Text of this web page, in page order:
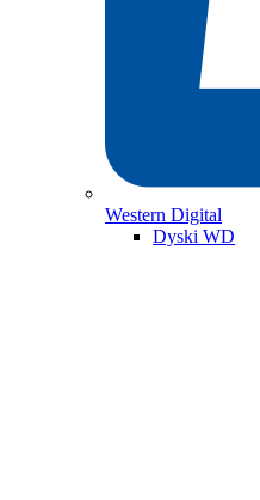
Western Digital
Dyski WD